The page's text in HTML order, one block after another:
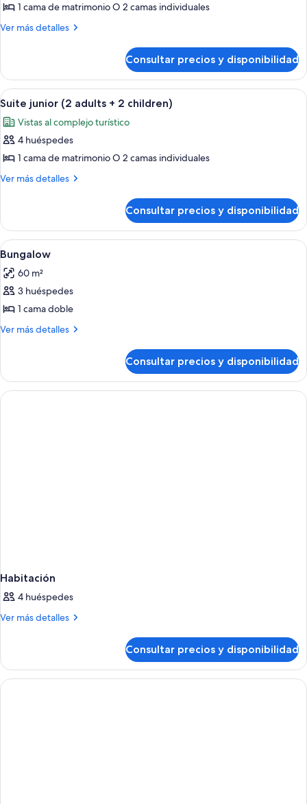
de
Suite
adults
+
1
child)
1 cama de matrimonio O 2 camas individuales
Ver más detalles
Más
junior
(2
adults
child)
Consultar precios y disponibilidad
Abrir
todas
las
fotos
de
Suite
adults
+
2
children)
Una habitación de hotel moderna
2
Suite junior (2 adults + 2 children)
Vistas al complejo turístico
4 huéspedes
1 cama de matrimonio O 2 camas individuales
Ver más detalles
Más
junior
(2
adults
2
children)
Consultar precios y disponibilidad
Abrir
todas
las
fotos
de
Bungalow
Una habitación acogedora estilo
1
Bungalow
60 m²
3 huéspedes
1 cama doble
Ver más detalles
Más
Consultar precios y disponibilidad
Habitación
4 huéspedes
Ver más detalles
Más
Consultar precios y disponibilidad